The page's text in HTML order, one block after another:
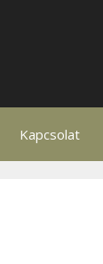
Kapcsolat